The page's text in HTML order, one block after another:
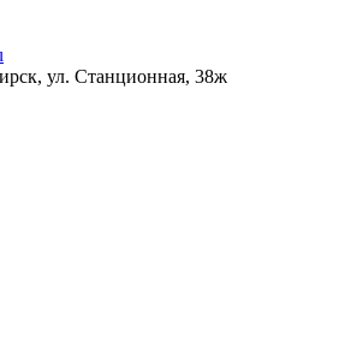
ул. Станционная, 38ж